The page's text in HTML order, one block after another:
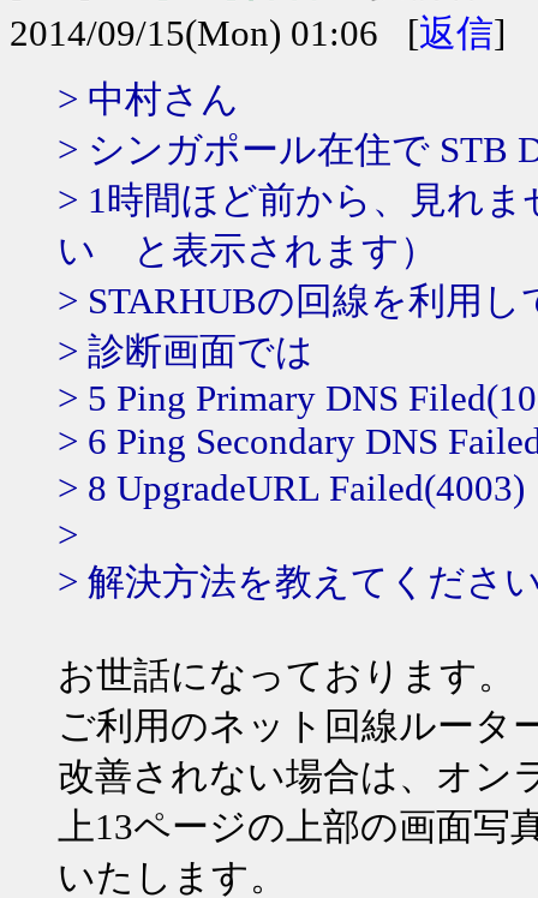
2014/09/15(Mon) 01:06 [返信]
> 中村さん
> シンガポール在住で STB
> 1時間ほど前から、見れ
い と表示されます）
> STARHUBの回線を利用し
> 診断画面では
> 5 Ping Primary DNS
> 6 Ping Secondary DNS
> 8 UpgradeURL
>
> 解決方法を教えてくださ
お世話になっております。
ご利用のネット回線ルータ
改善されない場合は、オン
上13ページの上部の画面
いたします。